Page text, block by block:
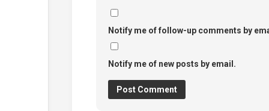
Notify me of follow-up comments by
Notify me of new posts by email.